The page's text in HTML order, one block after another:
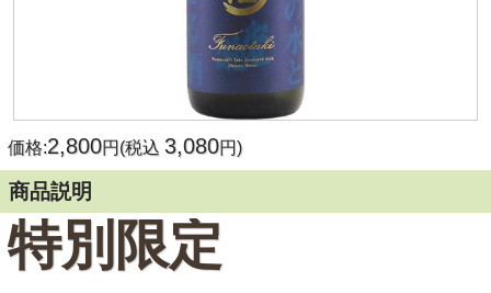
価格:2,800円(税込 3,080円)
商品説明
特別限定